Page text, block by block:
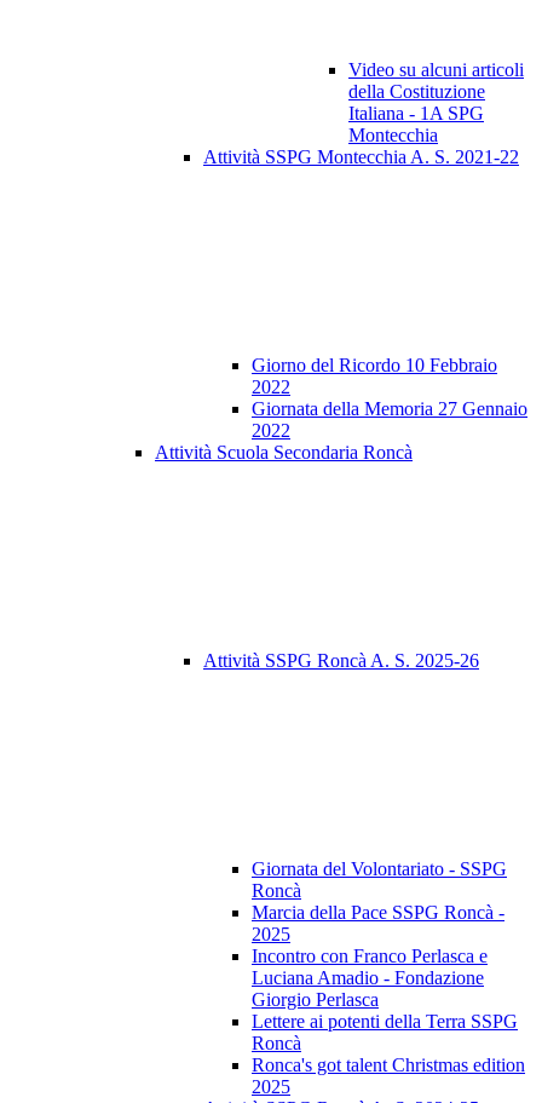
Video su alcuni articoli
della Costituzione
Italiana - 1A SPG
Montecchia
Attività SSPG Montecchia A. S. 2021-22
Giorno del Ricordo 10 Febbraio
2022
Giornata della Memoria 27 Gennaio
2022
Attività Scuola Secondaria Roncà
Attività SSPG Roncà A. S. 2025-26
Giornata del Volontariato - SSPG
Roncà
Marcia della Pace SSPG Roncà -
2025
Incontro con Franco Perlasca e
Luciana Amadio - Fondazione
Giorgio Perlasca
Lettere ai potenti della Terra SSPG
Roncà
Ronca's got talent Christmas edition
2025